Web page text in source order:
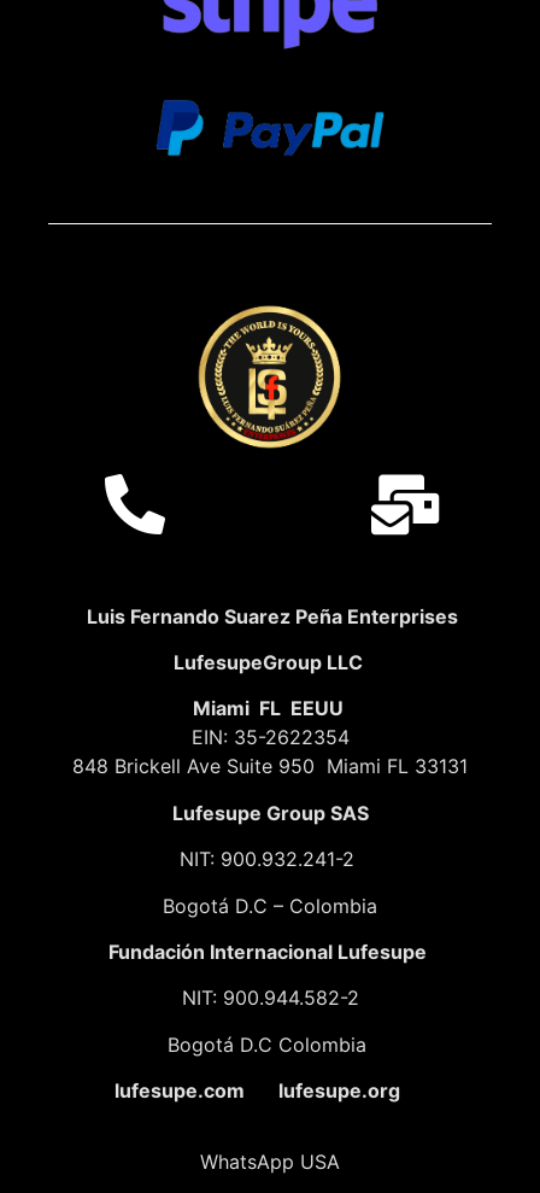
Luis Fernando Suarez Peña Enterprises
LufesupeGroup LLC
Miami FL EEUU
EIN: 35-2622354
848 Brickell Ave Suite 950 Miami FL 33131
Lufesupe Group SAS
NIT: 900.932.241-2
Bogotá D.C – Colombia
Fundación Internacional Lufesupe
NIT: 900.944.582-2
Bogotá D.C Colombia
lufesupe.com lufesupe.org
WhatsApp USA